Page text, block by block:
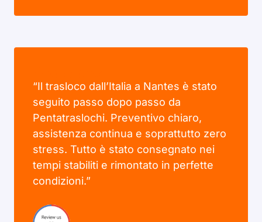
“Il trasloco dall’Italia a Nantes è stato
seguito passo dopo passo da
Pentatraslochi. Preventivo chiaro,
assistenza continua e soprattutto zero
stress. Tutto è stato consegnato nei
tempi stabiliti e rimontato in perfette
condizioni.”